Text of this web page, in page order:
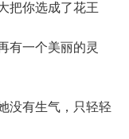
把你选成了花王
有一个美丽的灵
有生气，只轻轻